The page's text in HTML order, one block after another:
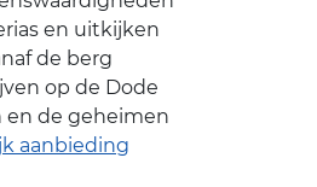
en uitkijken
de berg
op de Dode
en de geheimen
aanbieding